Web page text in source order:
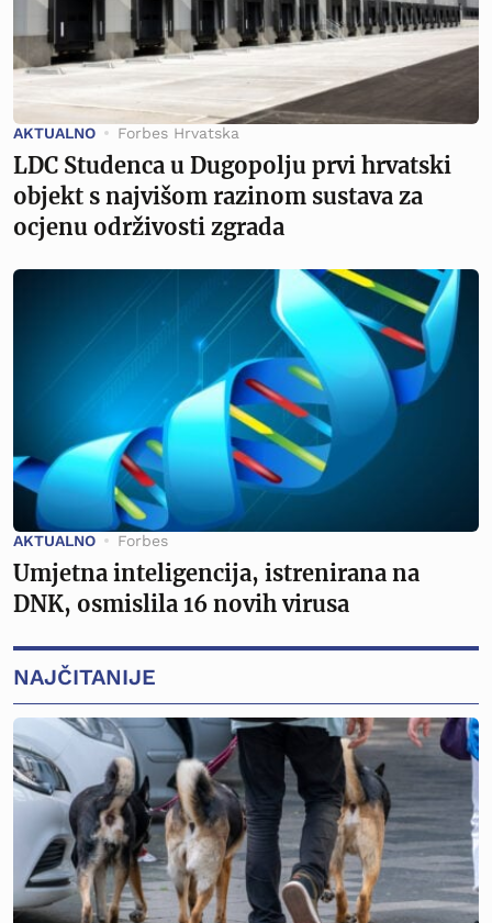
AKTUALNO Forbes Hrvatska
LDC Studenca u Dugopolju prvi hrvatski
objekt s najvišom razinom sustava za
ocjenu održivosti zgrada
AKTUALNO Forbes
Umjetna inteligencija, istrenirana na
DNK, osmislila 16 novih virusa
NAJČITANIJE